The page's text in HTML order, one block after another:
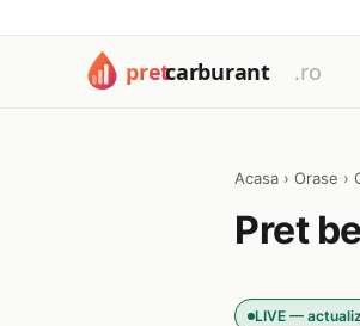
Acasa › Orase ›
Pret
LIVE —